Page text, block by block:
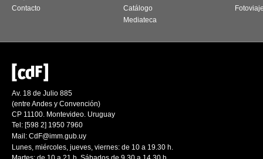
Contacto
Catálogo
Mediateca
Av. 18 de Julio 885
(entre Andes y Convención)
CP 11100. Montevideo. Uruguay
Tel: [598 2] 1950 7960
Mail: CdF@imm.gub.uy
Lunes, miércoles, jueves, viernes: de 10 a 19.30 h.